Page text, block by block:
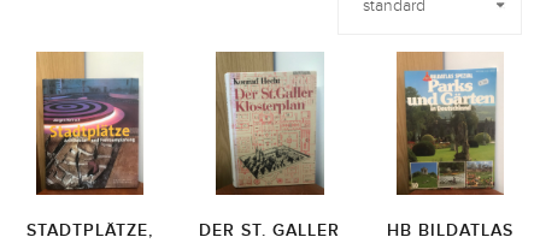
STADTPLÄTZE,
DER ST. GALLER
HB BILDATLAS